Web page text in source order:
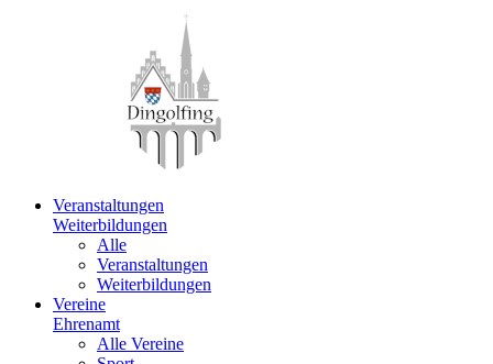
Veranstaltungen
Weiterbildungen
Alle
Veranstaltungen
Weiterbildungen
Vereine
Ehrenamt
Alle Vereine